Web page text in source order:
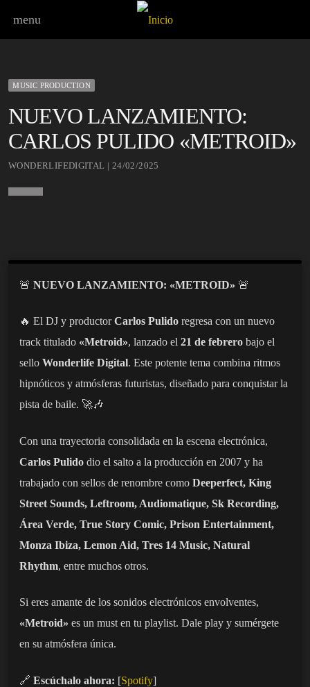
menu
MUSIC PRODUCTION
NUEVO LANZAMIENTO:
CARLOS PULIDO «METROID»
WONDERLIFEDIGITAL | 24/02/2025
🚨 NUEVO LANZAMIENTO: «METROID» 🚨
🔥 El DJ y productorCarlos Pulido regresa con un nuevo
track titulado «Metroid», lanzado el 21 de febrero bajo el
sello Wonderlife Digital. Este potente tema combina ritmos
hipnóticos y atmósferas futuristas, diseñado para conquistar la
pista de baile. 🚀🎶
Con una trayectoria consolidada en la escena electrónica,
Carlos Pulido dio el salto a la producción en 2007 y ha
trabajado con sellos de renombre como Deeperfect, King
Street Sounds, Leftroom, Audiomatique, Sk Recording,
Área Verde, True Story Comic, Prison Entertainment,
Monza Ibiza, Lemon Aid, Tres 14 Music, Natural
Rhythm, entre muchos otros.
Si eres amante de los sonidos electrónicos envolventes,
«Metroid» es un must en tu playlist. Dale play y sumérgete
en su atmósfera única.
🔗 Escúchalo ahora: [Spotify]